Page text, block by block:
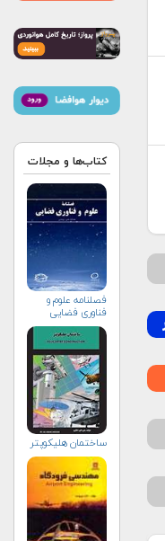
کتاب‌ها و مجلات
فصلنامه علوم و
فناوری فضایی
ساختمان هلیکوپتر